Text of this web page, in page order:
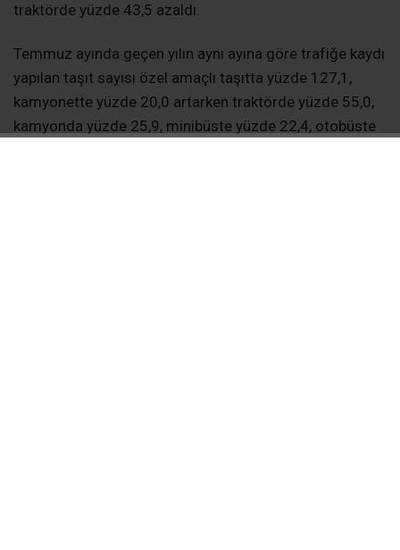
traktörde yüzde 43,5 azaldı.
Temmuz ayında geçen yılın aynı ayına göre trafiğe kaydı
yapılan taşıt sayısı özel amaçlı taşıtta yüzde 127,1,
kamyonette yüzde 20,0 artarken traktörde yüzde 55,0,
kamyonda yüzde 25,9, minibüste yüzde 22,4, otobüste